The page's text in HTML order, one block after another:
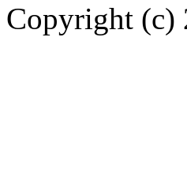
Copyright (c)